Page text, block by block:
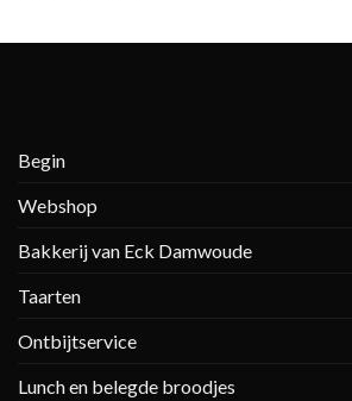
Begin
Webshop
Bakkerij van Eck Damwoude
Taarten
Ontbijtservice
Lunch en belegde broodjes